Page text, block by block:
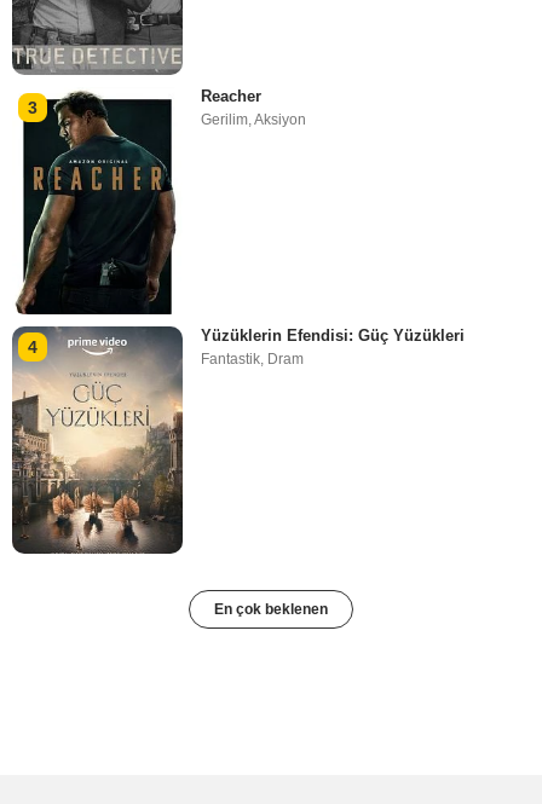
3
Reacher
Gerilim ,Aksiyon
4
Yüzüklerin Efendisi: Güç Yüzükleri
Fantastik, Dram
En çok beklenen